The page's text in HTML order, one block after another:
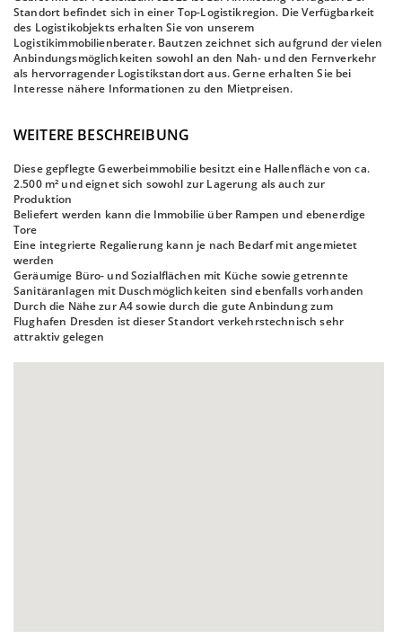
Standort befindet sich in einer Top-Logistikregion. Die Verfügbarkeit
des Logistikobjekts erhalten Sie von unserem
Logistikimmobilienberater. Bautzen zeichnet sich aufgrund der vielen
Anbindungsmöglichkeiten sowohl an den Nah- und den Fernverkehr
als hervorragender Logistikstandort aus. Gerne erhalten Sie bei
Interesse nähere Informationen zu den Mietpreisen.
WEITERE BESCHREIBUNG
Diese gepflegte Gewerbeimmobilie besitzt eine Hallenfläche von ca.
2.500 m² und eignet sich sowohl zur Lagerung als auch zur
Produktion
Beliefert werden kann die Immobilie über Rampen und ebenerdige
Tore
Eine integrierte Regalierung kann je nach Bedarf mit angemietet
werden
Geräumige Büro- und Sozialflächen mit Küche sowie getrennte
Sanitäranlagen mit Duschmöglichkeiten sind ebenfalls vorhanden
Durch die Nähe zur A4 sowie durch die gute Anbindung zum
Flughafen Dresden ist dieser Standort verkehrstechnisch sehr
attraktiv gelegen